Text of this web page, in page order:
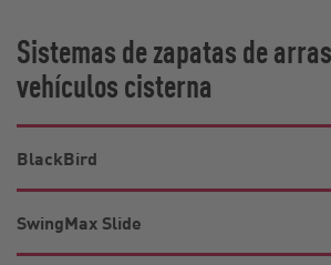
Sistemas de zapatas de
vehículos cisterna
BlackBird
SwingMax Slide